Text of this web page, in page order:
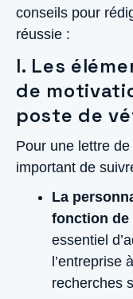
conseils pour
réussie :
I. Les
de
poste de
Pour une lettre
important de
La
fonction de
essentiel
l’entreprise
recherches